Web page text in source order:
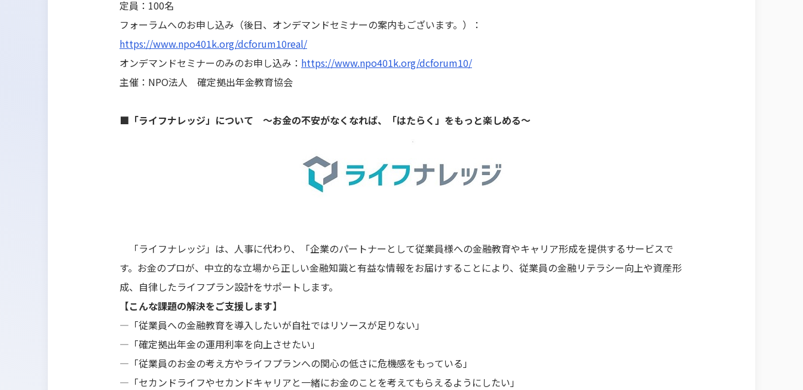
定員：100名
フォーラムへのお申し込み（後日、オンデマンドセミナーの案内もございます。）：
https://www.npo401k.org/dcforum10real/
オンデマンドセミナーのみのお申し込み： https://www.npo401k.org/dcforum10/
主催：NPO法人 確定拠出年金教育協会
■「ライフナレッジ」について ～お金の不安がなくなれば、「はたらく」をもっと楽しめる～
「ライフナレッジ」は、人事に代わり、「企業のパートナーとして従業員様への金融教育やキャリア形成を提供するサービスで
す。お金のプロが、中立的な立場から正しい金融知識と有益な情報をお届けすることにより、従業員の金融リテラシー向上や資産形
成、自律したライフプラン設計をサポートします。
【こんな課題の解決をご支援します】
―「従業員への金融教育を導入したいが自社ではリソースが足りない」
―「確定拠出年金の運用利率を向上させたい」
―「従業員のお金の考え方やライフプランへの関心の低さに危機感をもっている」
―「セカンドライフやセカンドキャリアと一緒にお金のことを考えてもらえるようにしたい」